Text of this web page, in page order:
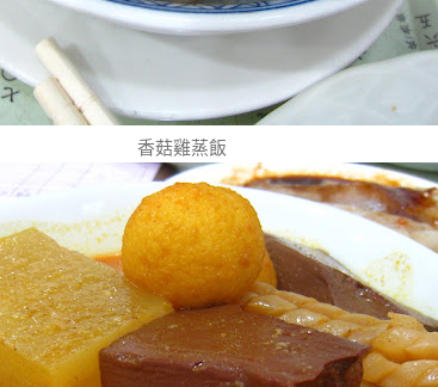
香菇雞蒸飯